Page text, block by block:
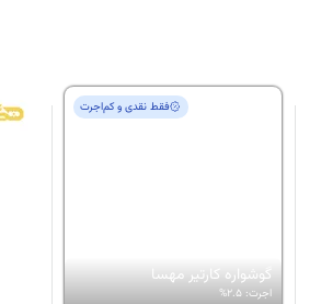
فقط‌ نقدی و کم‌اجرت
گوشواره کارتیر مهسا
اجرت: 2.5%